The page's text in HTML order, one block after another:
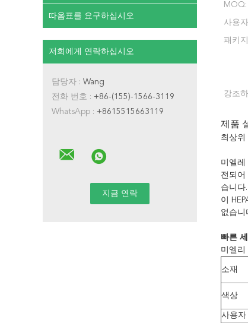
따옴표를 요구하십시오
저희에게 연락하십시오
담당자 : Wang
전화 번호 : +86-(155)-1566-3119
WhatsApp : +8615515663119
MOQ:
사용
패키
강조
제품
최상위
미엘레
전되어
습니다.
이
없습니
빠른
미엘리
소재
색상
사용자